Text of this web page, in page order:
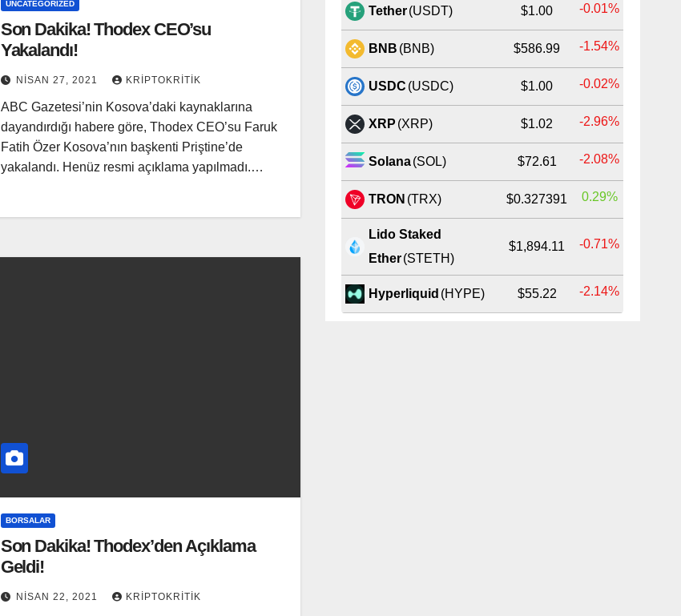
UNCATEGORIZED
Son Dakika! Thodex CEO’su
Yakalandı!
NISAN 27, 2021 KRIPTOKRITIK
ABC Gazetesi’nin Kosova’daki kaynaklarına
dayandırdığı habere göre, Thodex CEO’su Faruk
Fatih Özer Kosova’nın başkenti Priştine’de
yakalandı. Henüz resmi açıklama yapılmadı.…
BORSALAR
Son Dakika! Thodex’den Açıklama
Geldi!
NISAN 22, 2021 KRIPTOKRITIK
Tether(USDT) $1.00 -0.01%
BNB (BNB) $586.99 -1.54%
USDC (USDC) $1.00 -0.02%
XRP (XRP) $1.02 -2.96%
Solana(SOL) $72.61 -2.08%
TRON (TRX) $0.327391 0.29%
Lido Staked
Ether(STETH)
$1,894.11 -0.71%
Hyperliquid (HYPE) $55.22 -2.14%